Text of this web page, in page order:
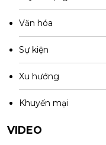
Văn hóa
Sự kiện
Xu hướng
Khuyến mại
VIDEO